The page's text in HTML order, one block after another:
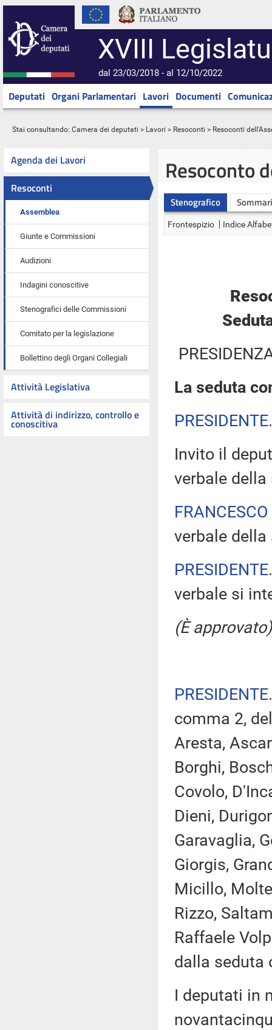
XVIII
dal 23/03/2018 - al 12/10/2022
Deputati Organi Parlamentari Lavori Documenti
Stai consultando: Camera dei deputati > Lavori > Resoconti > Resoconti
Agenda dei Lavori
Resoconti
Assemblea
Giunte e Commissioni
Audizioni
Indagini conoscitive
Stenografici delle Commissioni
Comitato per la legislazione
Bollettino degli Organi Collegiali
Attività Legislativa
Attività di indirizzo, controllo e
conoscitiva
Resoconto
Stenografico
Frontespizio Indice
La seduta
PRESIDENTE
Invito il
verbale della
verbale
PRESIDENTE
verbale si
(È approvato)
PRESIDENTE
comma 2,
Aresta,
Borghi,
Covolo,
Dieni,
Garavaglia,
Giorgis,
Micillo,
Rizzo,
Raffaele
dalla seduta
I deputati in